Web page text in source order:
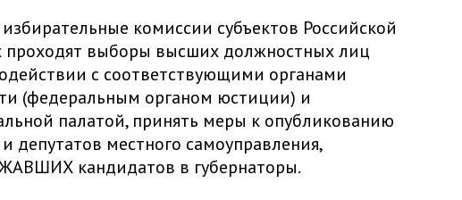
комиссии субъектов Российской
проходят выборы высших должностных лиц
с соответствующими органами
(федеральным органом юстиции) и
палатой, принять меры к опубликованию
депутатов местного самоуправления,
кандидатов в губернаторы.